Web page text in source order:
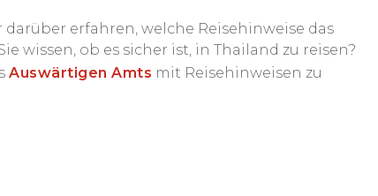
erfahren, welche Reisehinweise das
wissen, ob es sicher ist, in Thailand zu reisen?
Auswärtigen Amts mit Reisehinweisen zu